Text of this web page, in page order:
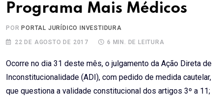
Programa Mais Médicos
POR PORTAL JURÍDICO INVESTIDURA
22 DE AGOSTO DE 2017 6 MIN. DE LEITURA
Ocorre no dia 31 deste mês, o julgamento da Ação Direta de
Inconstitucionalidade (ADI), com pedido de medida cautelar,
que questiona a validade constitucional dos artigos 3º a 11;